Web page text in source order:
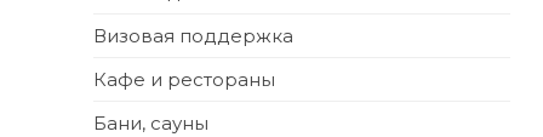
Визовая поддержка
Кафе и рестораны
Бани, сауны